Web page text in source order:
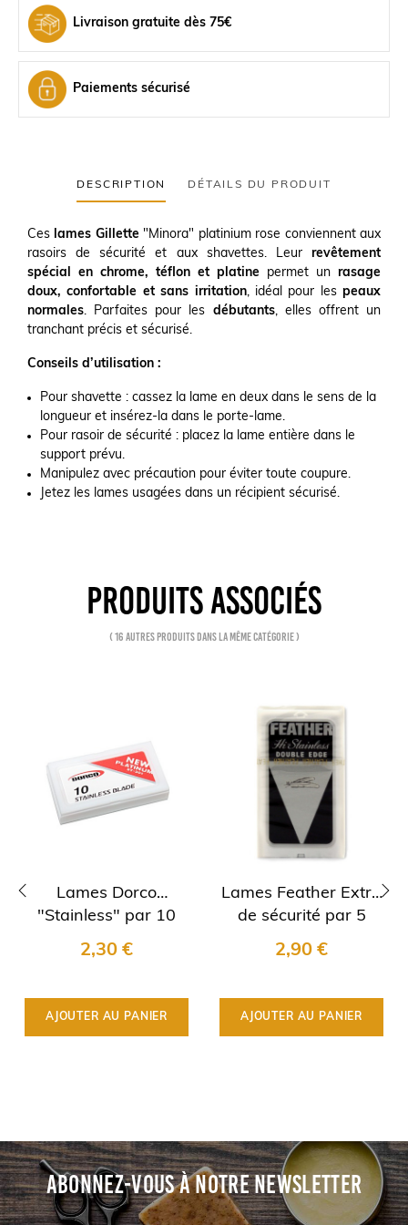
Livraison gratuite dès 75€
Paiements sécurisé
DESCRIPTION DÉTAILS DU PRODUIT
Ces lames Gillette "Minora" platinium rose conviennent aux
rasoirs de sécurité et aux shavettes. Leur revêtement
spécial en chrome, téflon et platine permet un rasage
doux, confortable et sans irritation, idéal pour les peaux
normales. Parfaites pour les débutants, elles offrent un
tranchant précis et sécurisé.
Conseils d’utilisation :
Pour shavette : cassez la lame en deux dans le sens de la
longueur et insérez-la dans le porte-lame.
Pour rasoir de sécurité : placez la lame entière dans le
support prévu.
Manipulez avec précaution pour éviter toute coupure.
Jetez les lames usagées dans un récipient sécurisé.
PRODUITS ASSOCIÉS
( 16 autres produits dans la même catégorie )
Lames Dorco
"Stainless" par 10
2,30 €
AJOUTER AU PANIER
Lames Feather Extra
de sécurité par 5
2,90 €
AJOUTER AU PANIER
ABONNEZ-VOUS À NOTRE NEWSLETTER